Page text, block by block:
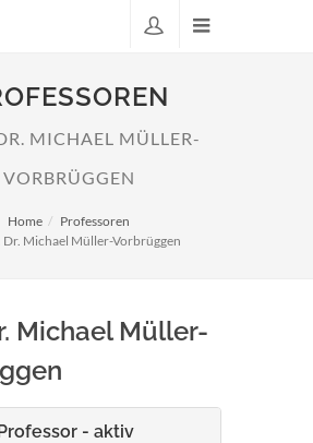
MICHAEL MÜLLER-
VORBRÜGGEN
Home
Professoren
Dr. Michael Müller-Vorbrüggen
Michael Müller-
- aktiv